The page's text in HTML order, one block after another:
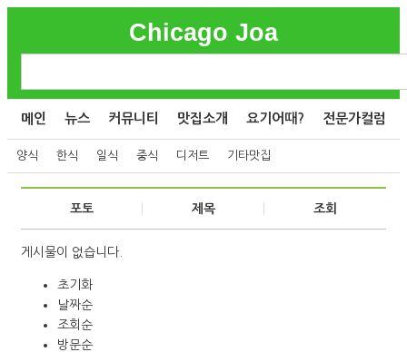
Chicago Joa
메인 뉴스 커뮤니티 맛집소개 요기어때? 전문가컬럼
양식 한식 일식 중식 디저트 기타맛집
포토 제목 조회
게시물이 없습니다.
초기화
날짜순
조회순
방문순